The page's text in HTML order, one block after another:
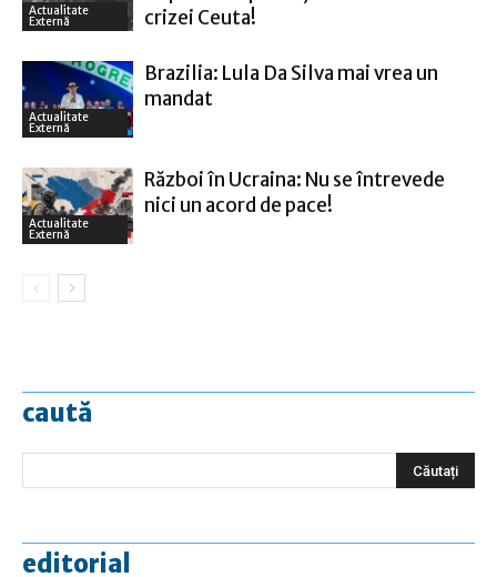
Actualitate
Externă
crizei Ceuta!
Actualitate
Externă
Brazilia: Lula Da Silva mai vrea un
mandat
Actualitate
Externă
Război în Ucraina: Nu se întrevede
nici un acord de pace!
caută
editorial